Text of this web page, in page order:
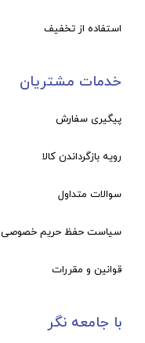
استفاده از تخفیف
خدمات مشتریان
پیگیری سفارش
رویه بازگرداندن کالا
سوالات متداول
سیاست حفظ حریم خصوصی
قوانین و مقررات
با جامعه نگر